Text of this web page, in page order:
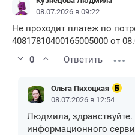
08.07.2026 в 09:22
Не проходит платеж по
40817810400165005000 от
0
Ответить
Ольга Пихоцкая
08.07.2026 в 12:54
Людмила, здравствуйте.
информационного